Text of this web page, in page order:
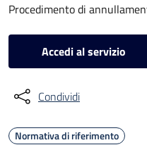
Procedimento di
Accedi al servizio
Condividi
Normativa di riferimento